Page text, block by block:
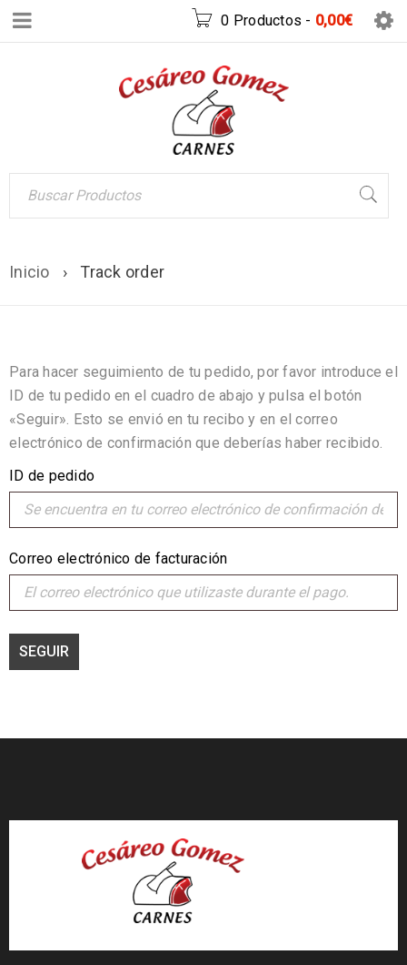
0 Productos - 0,00€
Inicio › Track order
Para hacer seguimiento de tu pedido, por favor introduce el
ID de tu pedido en el cuadro de abajo y pulsa el botón
«Seguir». Esto se envió en tu recibo y en el correo
electrónico de confirmación que deberías haber recibido.
ID de pedido
Correo electrónico de facturación
SEGUIR